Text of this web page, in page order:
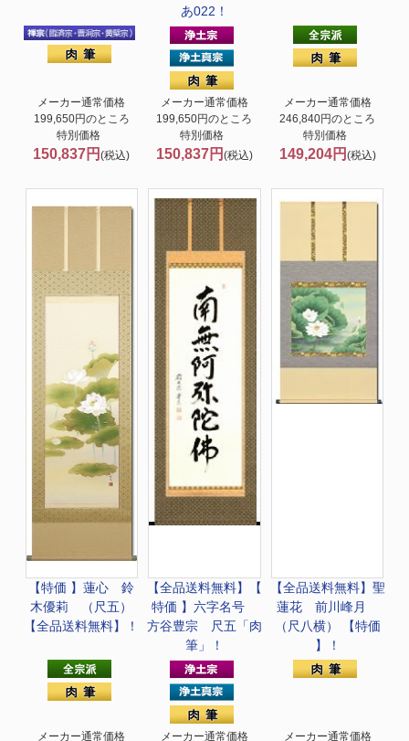
メーカー通常価格
199,650円のところ
特別価格
150,837円(税込)
あ022！
メーカー通常価格
199,650円のところ
特別価格
150,837円 (税込)
メーカー通常価格
246,840円のところ
特別価格
149,204円 (税込)
【特価 】蓮心 鈴
木優莉 （尺五）
【全品送料無料】！
メーカー通常価格
【全品送料無料】
【
特価 】六字名号
方谷豊宗 尺五「肉
筆」！
メーカー通常価格
【全品送料無料】 聖
蓮花 前川峰月
（尺八横） 【特価
】！
メーカー通常価格